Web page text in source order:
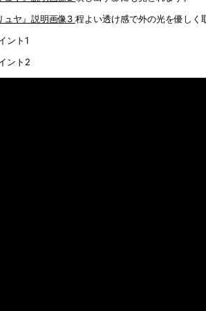
程よい透け感で外の光を優しく